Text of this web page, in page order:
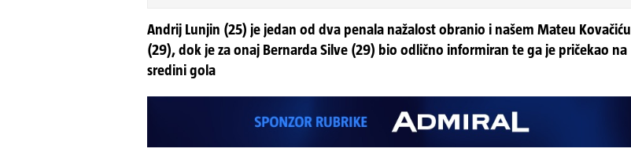
Andrij Lunjin (25) je jedan od dva penala nažalost obranio i našem Mateu Kovačiću
(29), dok je za onaj Bernarda Silve (29) bio odlično informiran te ga je pričekao na
sredini gola